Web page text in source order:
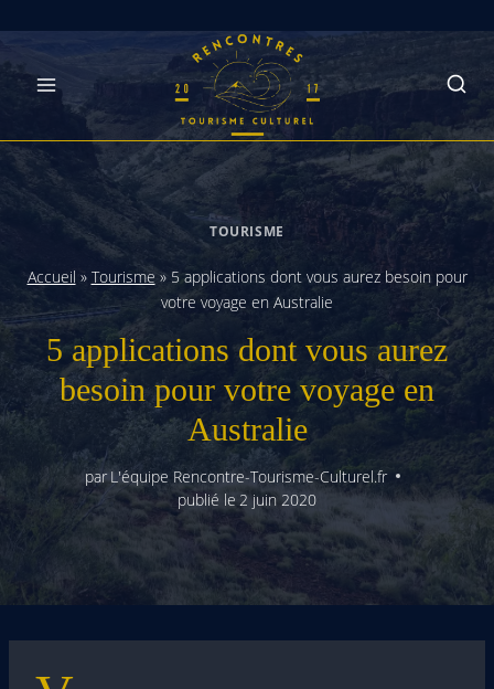
to
content
TOURISME
Accueil » Tourisme » 5 applications dont vous aurez besoin pour
votre voyage en Australie
5 applications dont vous aurez
besoin pour votre voyage en
Australie
par L'équipe Rencontre-Tourisme-Culturel.fr
publié le 2 juin 2020